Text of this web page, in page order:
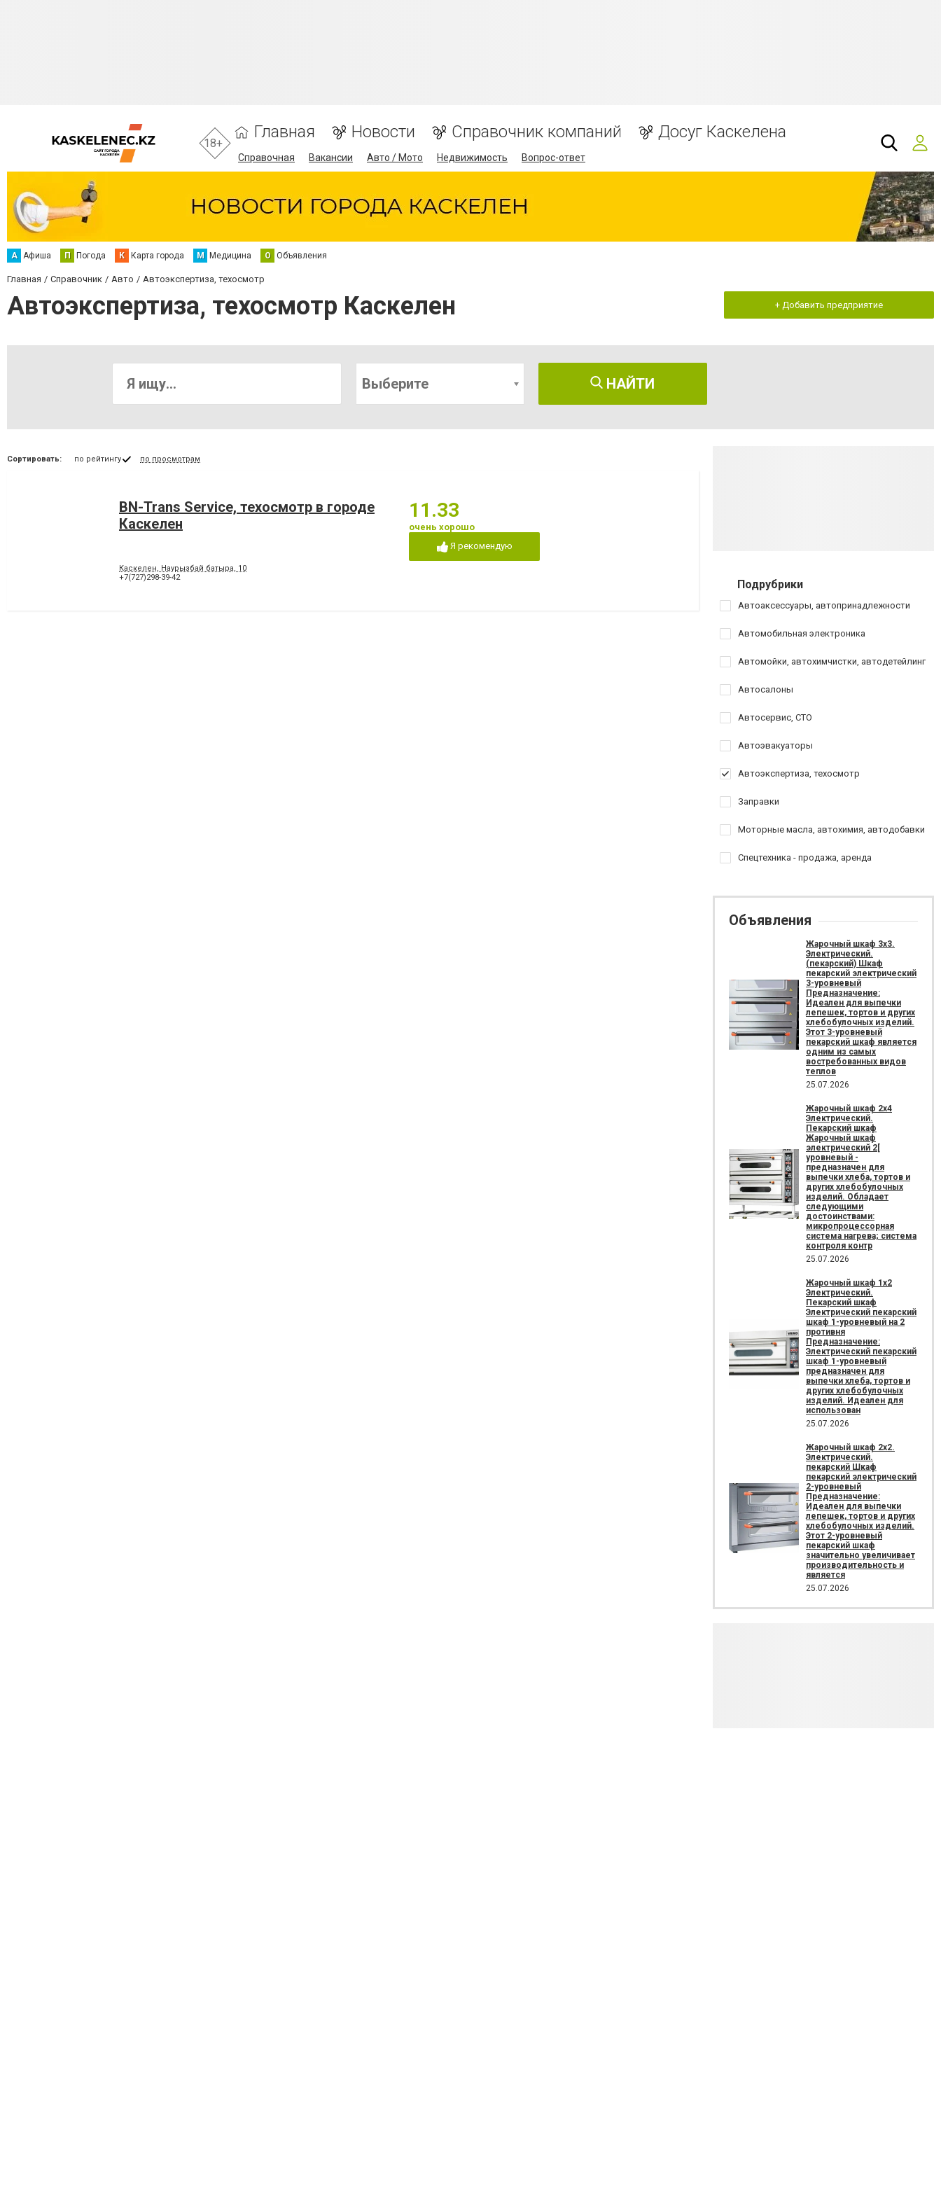
18+
Главная Новости Справочник компаний Досуг Каскелена
Справочная Вакансии Авто / Мото Недвижимость Вопрос-ответ
А Афиша П Погода К Карта города М Медицина О Объявления
Главная Справочник Авто Автоэкспертиза, техосмотр
Автоэкспертиза, техосмотр Каскелен + Добавить предприятие
Выберите НАЙТИ
Сортировать: по рейтингу по просмотрам
BN-Trans Service, техосмотр в городе
Каскелен
Каскелен, Наурызбай батыра, 10
+7(727)298-39-42
11.33
очень хорошо
Я рекомендую
Подрубрики
Автоаксессуары, автопринадлежности
Автомобильная электроника
Автомойки, автохимчистки, автодетейлинг
Автосалоны
Автосервис, СТО
Автоэвакуаторы
Автоэкспертиза, техосмотр
Заправки
Моторные масла, автохимия, автодобавки
Спецтехника - продажа, аренда
Объявления
Жарочный шкаф 3х3.
Электрический.
(пекарский) Шкаф
пекарский электрический
3-уровневый
Предназначение:
Идеален для выпечки
лепешек, тортов и других
хлебобулочных изделий.
Этот 3-уровневый
пекарский шкаф является
одним из самых
востребованных видов
теплов
25.07.2026
Жарочный шкаф 2х4
Электрический.
Пекарский шкаф
Жарочный шкаф
электрический 2[
уровневый -
предназначен для
выпечки хлеба, тортов и
других хлебобулочных
изделий. Обладает
следующими
достоинствами:
микропроцессорная
система нагрева; система
контроля контр
25.07.2026
Жарочный шкаф 1х2
Электрический.
Пекарский шкаф
Электрический пекарский
шкаф 1-уровневый на 2
противня
Предназначение:
Электрический пекарский
шкаф 1-уровневый
предназначен для
выпечки хлеба, тортов и
других хлебобулочных
изделий. Идеален для
использован
25.07.2026
Жарочный шкаф 2х2.
Электрический.
пекарский Шкаф
пекарский электрический
2-уровневый
Предназначение:
Идеален для выпечки
лепешек, тортов и других
хлебобулочных изделий.
Этот 2-уровневый
пекарский шкаф
значительно увеличивает
производительность и
является
25.07.2026